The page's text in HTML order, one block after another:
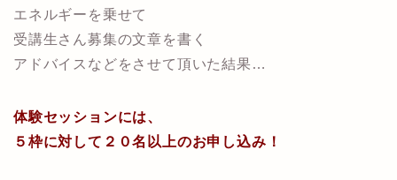
エネルギーを乗せて
受講生さん募集の文章を書く
アドバイスなどをさせて頂いた結果…
体験セッションには、
５枠に対して２０名以上のお申し込み！